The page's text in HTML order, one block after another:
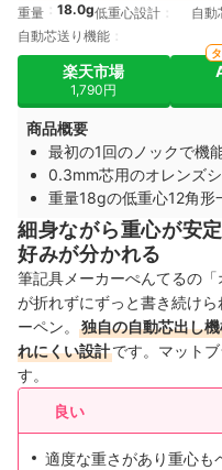
重量 18.0g低重心設計 自動
自動芯送り機能
楽天市場
1,790円
商品概要
最初の1回のノックで機
0.3mm芯用のオレンズ
重量18gの低重心12角形
細身ながら重心が安
好みが分かれる
筆記具メーカーぺんてるの
が折れずにずっと書き続け
ーペン。
独自の自動芯出し
れにくい設計です。マット
す。
良い
適度な重さがあり重心も